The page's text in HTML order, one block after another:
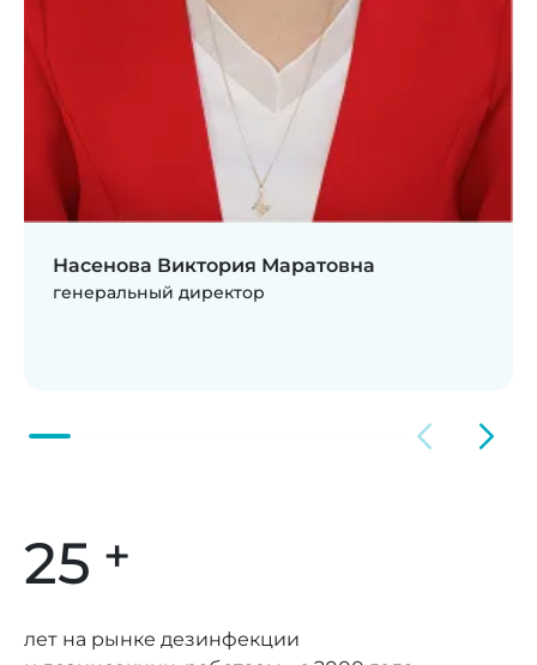
Насенова Виктория Маратовна
генеральный директор
25 +
лет на рынке дезинфекции